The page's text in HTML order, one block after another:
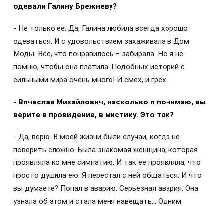
одевали Галину Брежневу?
- Не только ее. Да, Галина любила всегда хорошо
одеваться. И с удовольствием захаживала в Дом
Моды. Все, что понравилось – забирала. Но я не
помню, чтобы она платила. Подобных историй с
сильными мира очень много! И смех, и грех.
- Вячеслав Михайлович, насколько я понимаю, вы
верите в провидение, в мистику. Это так?
- Да, верю. В моей жизни были случаи, когда не
поверить сложно. Была знакомая женщина, которая
проявляла ко мне симпатию. И так ее проявляла, что
просто душила ею. Я перестал с ней общаться. И что
вы думаете? Попал в аварию. Серьезная авария. Она
узнала об этом и стала меня навещать… Одним